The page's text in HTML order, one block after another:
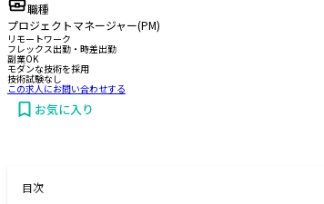
職種
プロジェクトマネージャー(PM)
リモートワーク
フレックス出勤・時差出勤
副業OK
モダンな技術を採用
技術試験なし
この求人にお問い合わせする
お気に入り
目次